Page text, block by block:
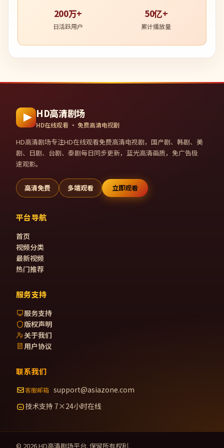
200万+
日活跃用户
50亿+
累计播放量
HD高清剧场
HD在线观看 · 免费高清电视剧
HD高清剧场专注HD在线观看免费高清电视剧，国产剧、韩剧、美
剧、日剧、台剧、泰剧每日同步更新，蓝光高清画质，免广告极
速观影。
高清免费 多端观看 立即观看
平台导航
首页
视频分类
最新视频
热门推荐
服务支持
服务支持
版权声明
关于我们
用户协议
联系我们
客服邮箱 support@asiazone.com
技术支持 7×24小时在线
© 2026HD高清剧场平台. 保留所有权利.